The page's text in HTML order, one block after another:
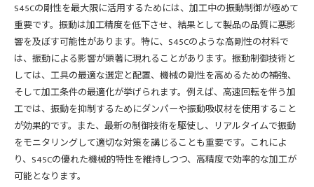
S45Cの剛性を最大限に活用するためには、加工中の振動制御が極めて
重要です。振動は加工精度を低下させ、結果として製品の品質に悪影
響を及ぼす可能性があります。特に、S45Cのような高剛性の材料で
は、振動による影響が顕著に現れることがあります。振動制御技術と
しては、工具の最適な選定と配置、機械の剛性を高めるための補強、
そして加工条件の最適化が挙げられます。例えば、高速回転を伴う加
工では、振動を抑制するためにダンパーや振動吸収材を使用すること
が効果的です。また、最新の制御技術を駆使し、リアルタイムで振動
をモニタリングして適切な対策を講じることも重要です。これによ
り、S45Cの優れた機械的特性を維持しつつ、高精度で効率的な加工が
可能となります。